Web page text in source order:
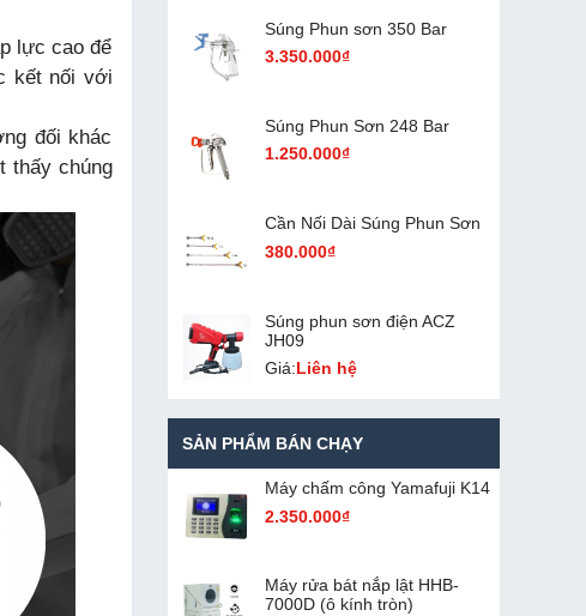
lực cao để
kết nối với
đối khác
thấy chúng
Súng Phun sơn 350 Bar
3.350.000₫
Súng Phun Sơn 248 Bar
1.250.000₫
Cần Nối Dài Súng Phun Sơn
380.000₫
Súng phun sơn điện ACZ
JH09
Giá:Liên hệ
SẢN PHẨM BÁN CHẠY
Máy chấm cô​ng Yamafuji K14
2.350.000₫
Máy rửa bát nắp lật HHB-
7000D (ô kính tròn)